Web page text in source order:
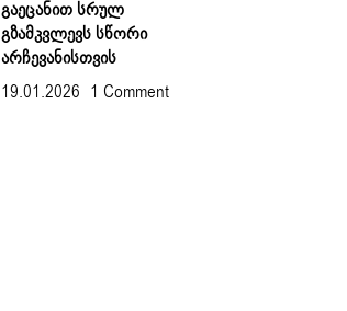
Გაეცანით Სრულ
Გზამკვლევს Სწორი
Არჩევანისთვის
19.01.2026 1 Comment